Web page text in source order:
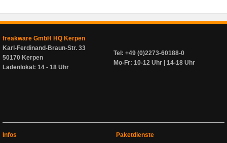
freakware GmbH HQ Kerpen
Karl-Ferdinand-Braun-Str. 33
50170 Kerpen
Ladenlokal: 14 - 18 Uhr
Tel: +49 (0)2273-60188-0
Mo-Fr: 10-12 Uhr | 14-18 Uhr
Infos
Paketdienste